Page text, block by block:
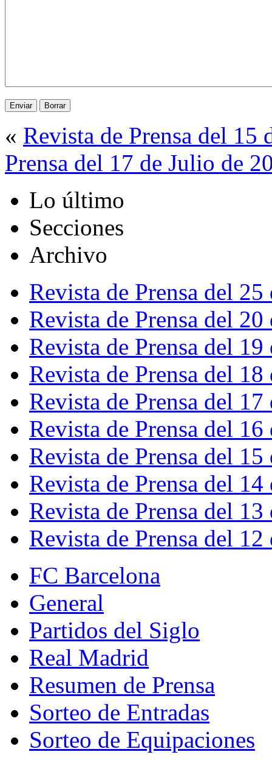
« Revista de Prensa del 15
Prensa del 17 de Julio de
Lo último
Secciones
Archivo
Revista de Prensa del
Revista de Prensa del
Revista de Prensa del
Revista de Prensa del
Revista de Prensa del
Revista de Prensa del
Revista de Prensa del
Revista de Prensa del
Revista de Prensa del
Revista de Prensa del
FC Barcelona
General
Partidos del Siglo
Real Madrid
Resumen de Prensa
Sorteo de Entradas
Sorteo de Equipaciones